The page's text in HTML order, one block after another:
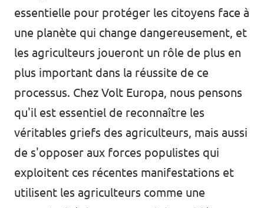
essentielle pour protéger les citoyens face à
une planète qui change dangereusement, et
les agriculteurs joueront un rôle de plus en
plus important dans la réussite de ce
processus. Chez Volt Europa, nous pensons
qu'il est essentiel de reconnaître les
véritables griefs des agriculteurs, mais aussi
de s'opposer aux forces populistes qui
exploitent ces récentes manifestations et
utilisent les agriculteurs comme une